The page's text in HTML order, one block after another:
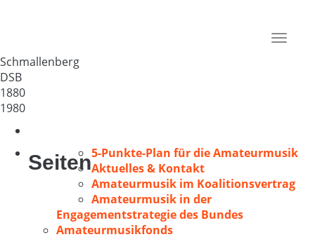
Toggle
Schmallenberg
DSB
1880
1980
Seiten5-Punkte-Plan für die Amateurmusik
Aktuelles & Kontakt
Amateurmusik im Koalitionsvertrag
Amateurmusik in der
Engagementstrategie des Bundes
Amateurmusikfonds